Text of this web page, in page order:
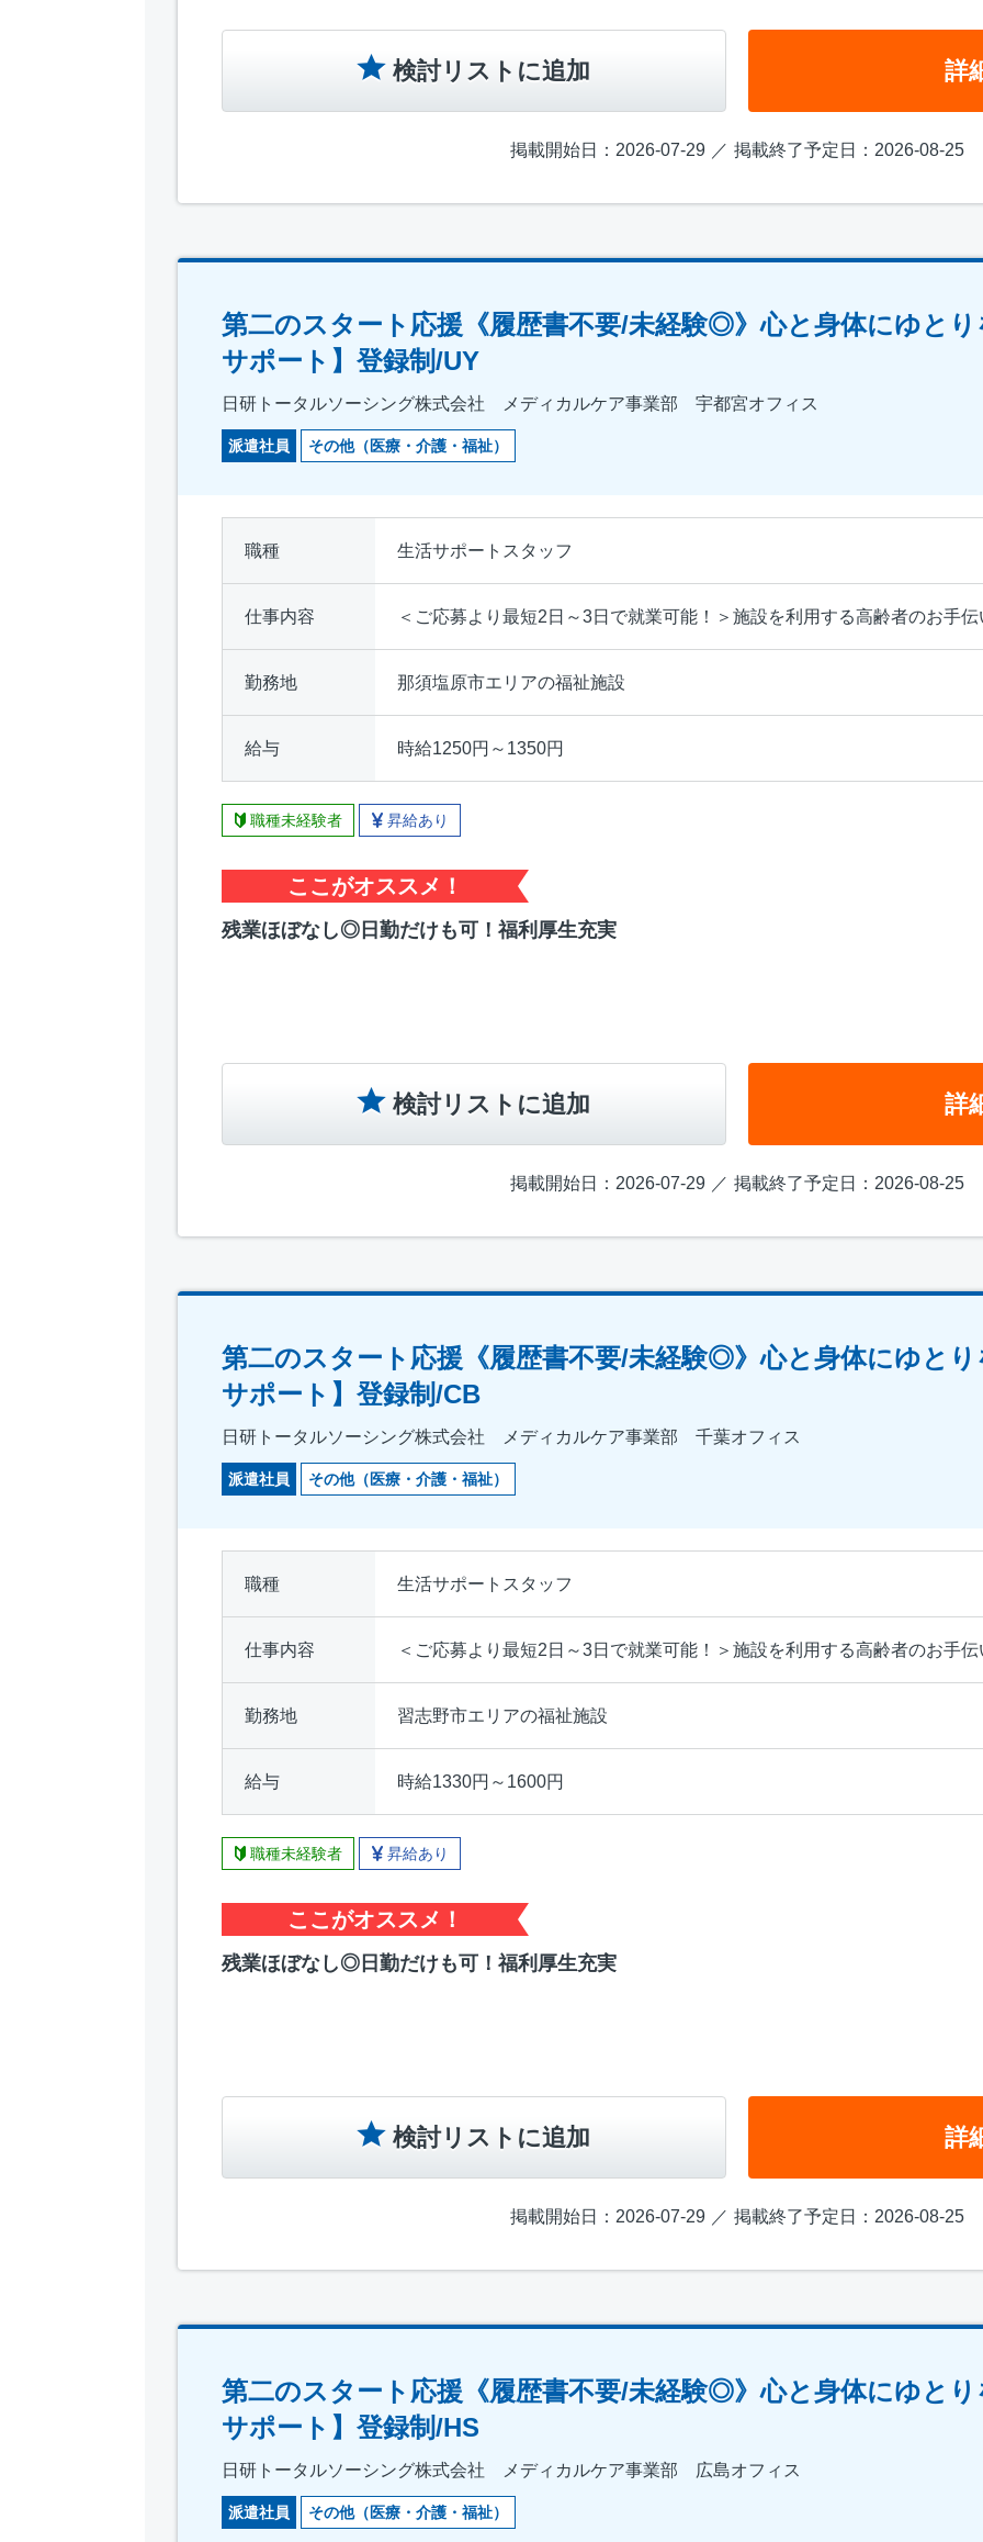
検討リストに追加 詳
掲載開始日：2026-07-29 掲載終了予定日：2026-08-25
第二のスタート応援《履歴書不要/未経験◎》心と身体にゆと
サポート】登録制/UY
日研トータルソーシング株式会社 メディカルケア事業部 宇都宮オフィス
派遣社員 その他（医療・介護・福祉）
職種 生活サポートスタッフ
仕事内容 ＜ご応募より最短2日～3日で就業可能！＞施設を利用する高齢者のお手
勤務地 那須塩原市エリアの福祉施設
給与 時給1250円～1350円
職種未経験者 昇給あり
ここがオススメ！
残業ほぼなし◎日勤だけも可！福利厚生充実
検討リストに追加 詳
掲載開始日：2026-07-29 掲載終了予定日：2026-08-25
第二のスタート応援《履歴書不要/未経験◎》心と身体にゆと
サポート】登録制/CB
日研トータルソーシング株式会社 メディカルケア事業部 千葉オフィス
派遣社員 その他（医療・介護・福祉）
職種 生活サポートスタッフ
仕事内容 ＜ご応募より最短2日～3日で就業可能！＞施設を利用する高齢者のお手
勤務地 習志野市エリアの福祉施設
給与 時給1330円～1600円
職種未経験者 昇給あり
ここがオススメ！
残業ほぼなし◎日勤だけも可！福利厚生充実
検討リストに追加 詳
掲載開始日：2026-07-29 掲載終了予定日：2026-08-25
第二のスタート応援《履歴書不要/未経験◎》心と身体にゆと
サポート】登録制/HS
日研トータルソーシング株式会社 メディカルケア事業部 広島オフィス
派遣社員 その他（医療・介護・福祉）